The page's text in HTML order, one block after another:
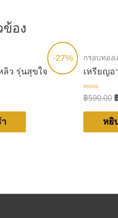
ข้อง
-27%
ลิว รุ่นสุขใจ
กรอบทองเ
เหรียญอ
ให้
คะแนน
0
5
฿590.00
หยิ